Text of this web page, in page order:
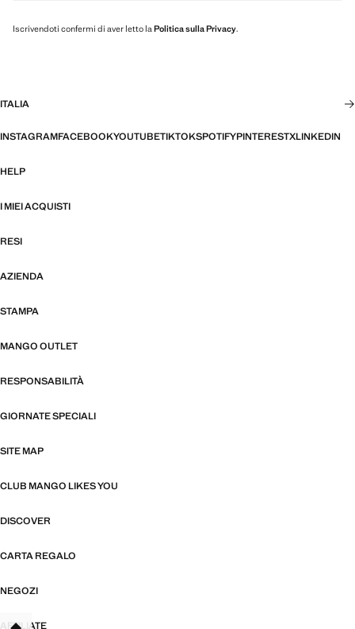
Iscrivendoti confermi di aver letto laPolitica sulla Privacy.
ITALIA
INSTAGRAMFACEBOOKYOUTUBETIKTOKSPOTIFYPINTERESTXLINKEDIN
HELP
I MIEI ACQUISTI
RESI
AZIENDA
STAMPA
MANGO OUTLET
RESPONSABILITÀ
GIORNATE SPECIALI
SITE MAP
CLUB MANGO LIKES YOU
DISCOVER
CARTA REGALO
NEGOZI
AFFILIATE